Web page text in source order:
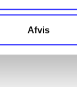
Afvis